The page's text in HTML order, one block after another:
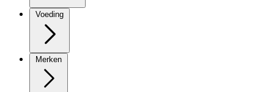
Voeding
Merken